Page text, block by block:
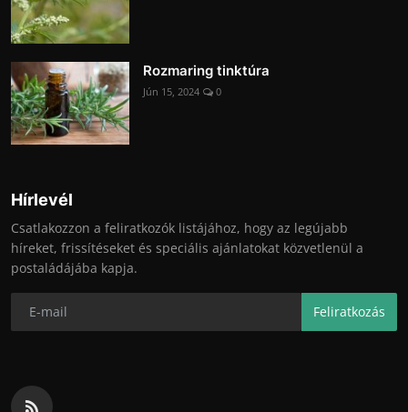
Rozmaring tinktúra
Jún 15, 2024 0
Hírlevél
Csatlakozzon a feliratkozók listájához, hogy az legújabb
híreket, frissítéseket és speciális ajánlatokat közvetlenül a
postaládájába kapja.
Feliratkozás